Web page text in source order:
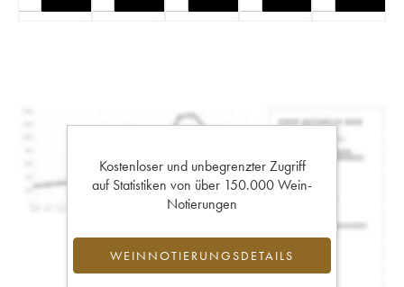
Kostenloser und unbegrenzter Zugriff
auf Statistiken von über 150.000 Wein-
Notierungen
WEINNOTIERUNGSDETAILS